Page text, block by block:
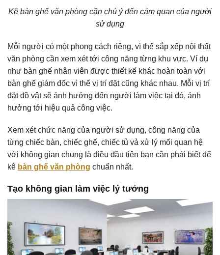
Kê bàn ghế văn phòng cần chú ý đến cảm quan của người
sử dụng
Mỗi người có một phong cách riêng, vì thế sắp xếp nội thất
văn phòng cần xem xét tới công năng từng khu vực. Ví dụ
như bàn ghế nhân viên được thiết kế khác hoàn toàn với
bàn ghế giám đốc vì thế vị trí đặt cũng khác nhau. Mỗi vị trí
đặt đồ vật sẽ ảnh hưởng đến người làm việc tại đó, ảnh
hưởng tới hiệu quả công việc.
Xem xét chức năng của người sử dụng, công năng của
từng chiếc bàn, chiếc ghế, chiếc tủ vả xử lý mối quan hệ
với không gian chung là điều đầu tiên bạn cần phải biết để
kê bàn ghế văn phòng chuẩn nhất.
Tạo không gian làm việc lý tưởng